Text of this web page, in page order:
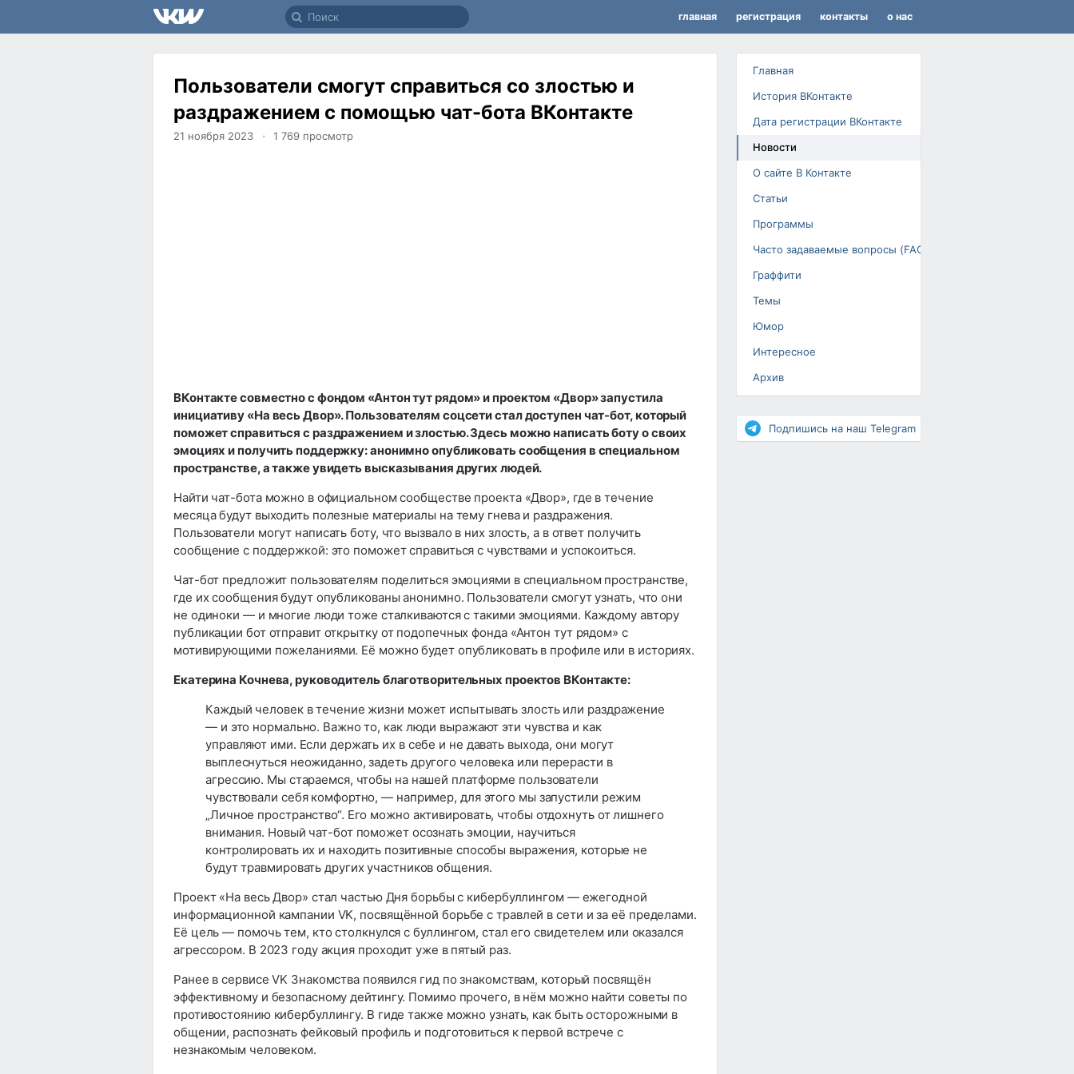
главная регистрация контакты о нас
Главная
История ВКонтакте
Дата регистрации ВКонтакте
Новости
О сайте В Контакте
Статьи
Программы
Часто задаваемые вопросы (FAQ)
Граффити
Темы
Юмор
Интересное
Архив
Повышение рейтинга
Подпишись на наш Telegram
Пользователи смогут справиться со злостью и
раздражением с помощью чат-бота ВКонтакте
21 ноября 2023 1 769 просмотр
ВКонтакте совместно с фондом «Антон тут рядом» и проектом «Двор» запустила
инициативу «На весь Двор». Пользователям соцсети стал доступен чат-бот, который
поможет справиться с раздражением и злостью. Здесь можно написать боту о своих
эмоциях и получить поддержку: анонимно опубликовать сообщения в специальном
пространстве, а также увидеть высказывания других людей.
Найти чат-бота можно в официальном сообществе проекта «Двор», где в течение
месяца будут выходить полезные материалы на тему гнева и раздражения.
Пользователи могут написать боту, что вызвало в них злость, а в ответ получить
сообщение с поддержкой: это поможет справиться с чувствами и успокоиться.
Чат-бот предложит пользователям поделиться эмоциями в специальном пространстве,
где их сообщения будут опубликованы анонимно. Пользователи смогут узнать, что они
не одиноки — и многие люди тоже сталкиваются с такими эмоциями. Каждому автору
публикации бот отправит открытку от подопечных фонда «Антон тут рядом» с
мотивирующими пожеланиями. Её можно будет опубликовать в профиле или в историях.
Екатерина Кочнева, руководитель благотворительных проектов ВКонтакте:
Каждый человек в течение жизни может испытывать злость или раздражение
— и это нормально. Важно то, как люди выражают эти чувства и как
управляют ими. Если держать их в себе и не давать выхода, они могут
выплеснуться неожиданно, задеть другого человека или перерасти в
агрессию. Мы стараемся, чтобы на нашей платформе пользователи
чувствовали себя комфортно, — например, для этого мы запустили режим
„Личное пространство“. Его можно активировать, чтобы отдохнуть от лишнего
внимания. Новый чат-бот поможет осознать эмоции, научиться
контролировать их и находить позитивные способы выражения, которые не
будут травмировать других участников общения.
Проект «На весь Двор» стал частью Дня борьбы с кибербуллингом — ежегодной
информационной кампании VK, посвящённой борьбе с травлей в сети и за её пределами.
Её цель — помочь тем, кто столкнулся с буллингом, стал его свидетелем или оказался
агрессором. В 2023 году акция проходит уже в пятый раз.
Ранее в сервисе VK Знакомства появился гид по знакомствам, который посвящён
эффективному и безопасному дейтингу. Помимо прочего, в нём можно найти советы по
противостоянию кибербуллингу. В гиде также можно узнать, как быть осторожными в
общении, распознать фейковый профиль и подготовиться к первой встрече с
незнакомым человеком.